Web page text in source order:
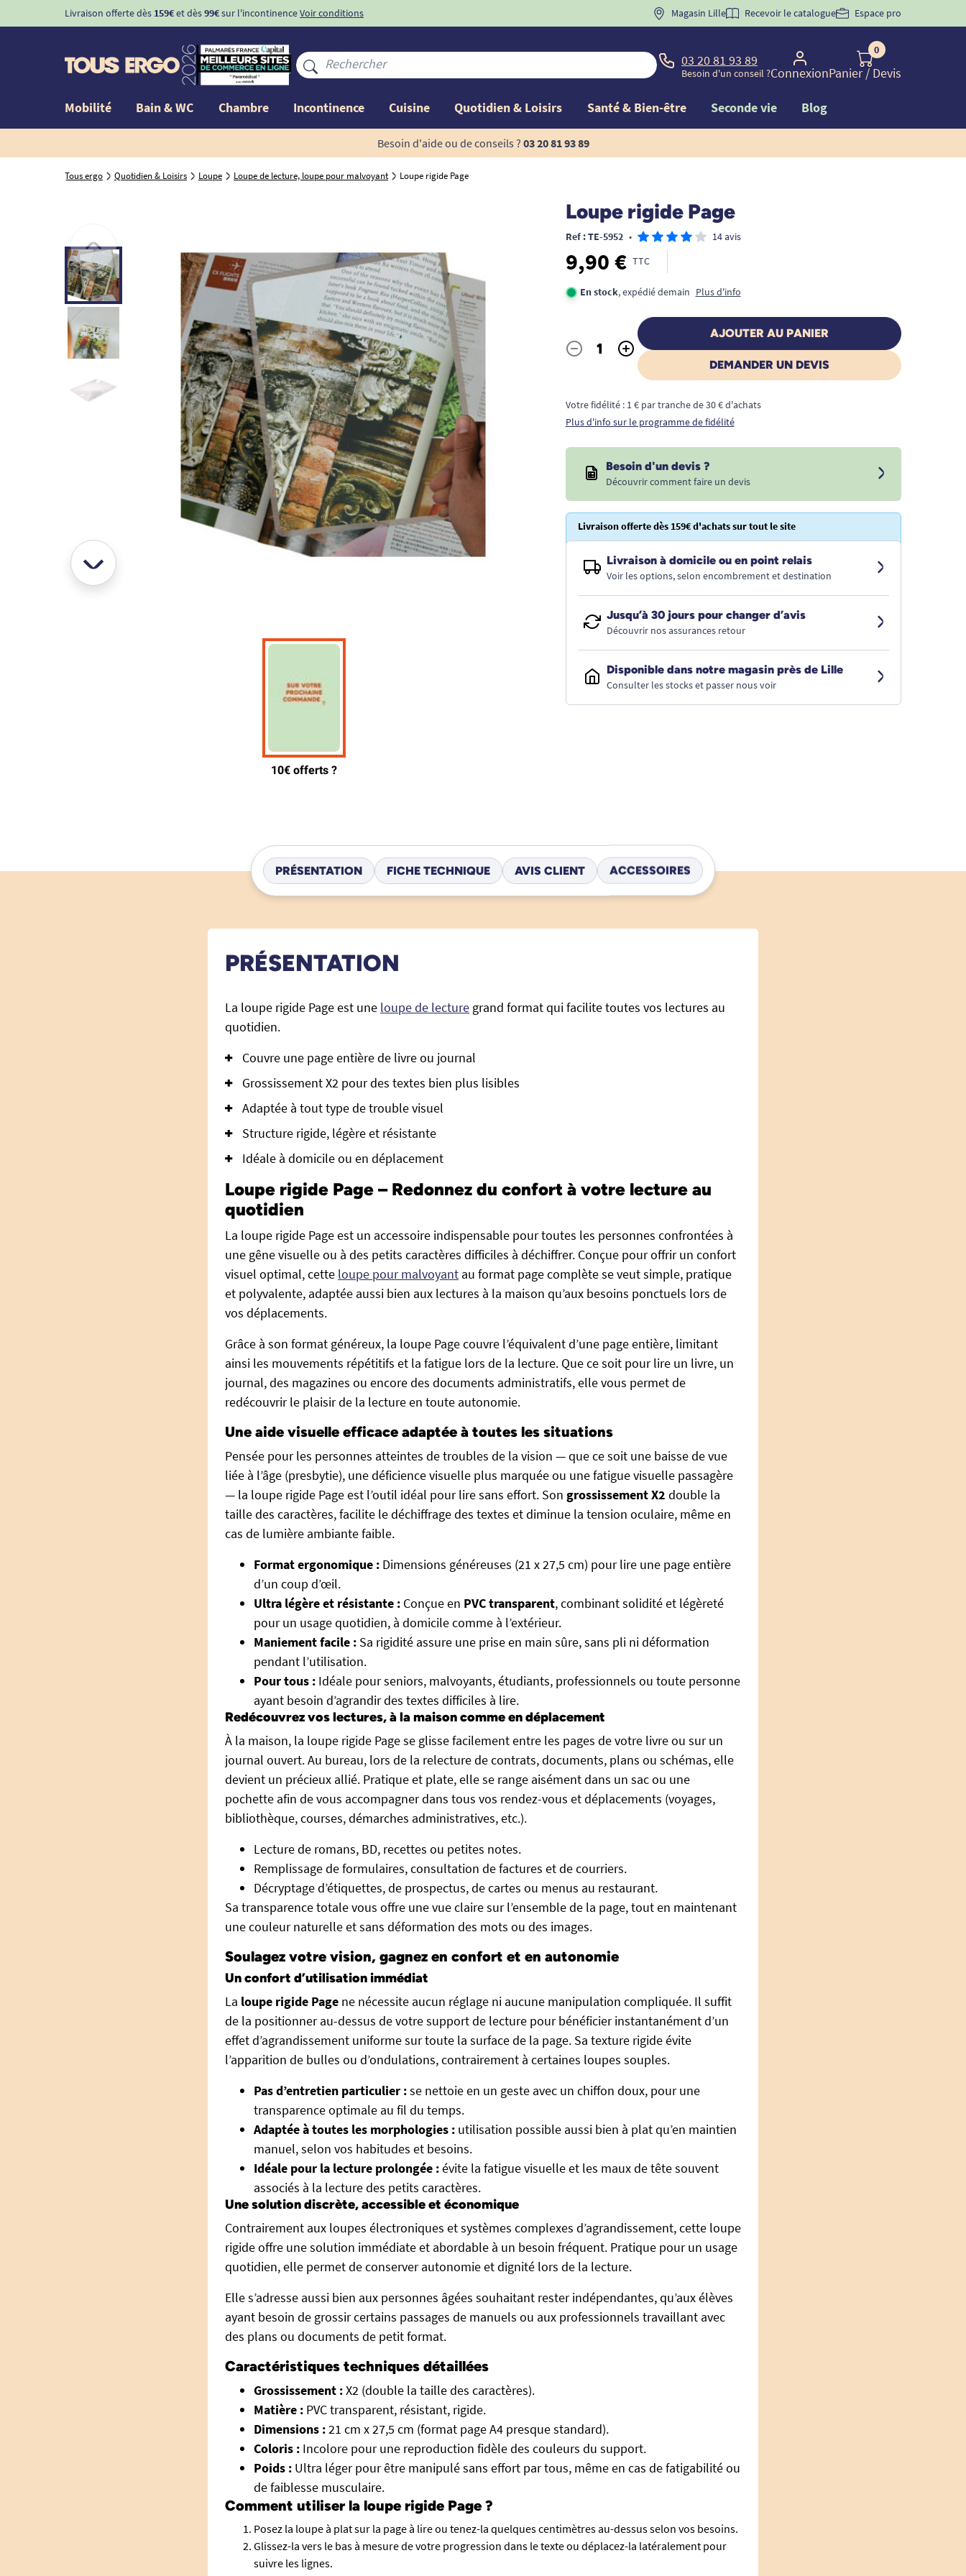
Livraison offerte dès 159€et dès99€sur l'incontinenceVoir conditions BIENVENUE" pourla 1ère commande d'incontinence
Magasin Lille Recevoir le catalogue Espace pro
03 20 81 93 89
Besoin d'un conseil ?Connexion
0
Panier/ Devis
Mobilité Bain & WC Chambre Incontinence Cuisine Quotidien & Loisirs Santé & Bien-être Seconde vie Blog
Besoin d'aide ou de conseils ? 03 20 81 93 89
Tous ergo Quotidien & Loisirs Loupe Loupe de lecture, loupe pour malvoyant Loupe rigide Page
Loupe rigide Page
Ref : TE-5952 • 14 avis
9,90 € TTC
En stock, expédié demain Plus d'info
Quantité
- +
AJOUTER AU PANIER
DEMANDER UN DEVIS
Votre fidélité : 1 € par tranche de 30 € d'achats
Plus d'info sur le programme de fidélité
Besoin d'un devis ?
Découvrir comment faire un devis
Livraison offerte dès 159€ d'achats sur tout le site
Livraison à domicile ou en point relais
Voir les options, selon encombrement et destination
Jusqu’à 30 jours pour changer d’avis
Découvrir nos assurances retour
Disponible dans notre magasin près de Lille
Consulter les stocks et passer nous voir
PRÉSENTATION FICHE TECHNIQUE AVIS CLIENT ACCESSOIRES
PRÉSENTATION
La loupe rigide Page est une loupe de lecture grand format qui facilite toutes vos lectures au
quotidien.
Couvre une page entière de livre ou journal
Grossissement X2 pour des textes bien plus lisibles
Adaptée à tout type de trouble visuel
Structure rigide, légère et résistante
Idéale à domicile ou en déplacement
Loupe rigide Page – Redonnez du confort à votre lecture au
quotidien
La loupe rigide Page est un accessoire indispensable pour toutes les personnes confrontées à
une gêne visuelle ou à des petits caractères difficiles à déchiffrer. Conçue pour offrir un confort
visuel optimal, cette loupe pour malvoyant au format page complète se veut simple, pratique
et polyvalente, adaptée aussi bien aux lectures à la maison qu’aux besoins ponctuels lors de
vos déplacements.
Grâce à son format généreux, la loupe Page couvre l’équivalent d’une page entière, limitant
ainsi les mouvements répétitifs et la fatigue lors de la lecture. Que ce soit pour lire un livre, un
journal, des magazines ou encore des documents administratifs, elle vous permet de
redécouvrir le plaisir de la lecture en toute autonomie.
Une aide visuelle efficace adaptée à toutes les situations
Pensée pour les personnes atteintes de troubles de la vision — que ce soit une baisse de vue
liée à l’âge (presbytie), une déficience visuelle plus marquée ou une fatigue visuelle passagère
— la loupe rigide Page est l’outil idéal pour lire sans effort. Son grossissement X2 double la
taille des caractères, facilite le déchiffrage des textes et diminue la tension oculaire, même en
cas de lumière ambiante faible.
Format ergonomique : Dimensions généreuses (21 x 27,5 cm) pour lire une page entière
d’un coup d’œil.
Ultra légère et résistante : Conçue en PVC transparent, combinant solidité et légèreté
pour un usage quotidien, à domicile comme à l’extérieur.
Maniement facile : Sa rigidité assure une prise en main sûre, sans pli ni déformation
pendant l’utilisation.
Pour tous : Idéale pour seniors, malvoyants, étudiants, professionnels ou toute personne
ayant besoin d’agrandir des textes difficiles à lire.
Redécouvrez vos lectures, à la maison comme en déplacement
À la maison, la loupe rigide Page se glisse facilement entre les pages de votre livre ou sur un
journal ouvert. Au bureau, lors de la relecture de contrats, documents, plans ou schémas, elle
devient un précieux allié. Pratique et plate, elle se range aisément dans un sac ou une
pochette afin de vous accompagner dans tous vos rendez-vous et déplacements (voyages,
bibliothèque, courses, démarches administratives, etc.).
Lecture de romans, BD, recettes ou petites notes.
Remplissage de formulaires, consultation de factures et de courriers.
Décryptage d’étiquettes, de prospectus, de cartes ou menus au restaurant.
Sa transparence totale vous offre une vue claire sur l’ensemble de la page, tout en maintenant
une couleur naturelle et sans déformation des mots ou des images.
Soulagez votre vision, gagnez en confort et en autonomie
Un confort d’utilisation immédiat
La loupe rigide Page ne nécessite aucun réglage ni aucune manipulation compliquée. Il suffit
de la positionner au-dessus de votre support de lecture pour bénéficier instantanément d’un
effet d’agrandissement uniforme sur toute la surface de la page. Sa texture rigide évite
l’apparition de bulles ou d’ondulations, contrairement à certaines loupes souples.
Pas d’entretien particulier :se nettoie en un geste avec un chiffon doux, pour une
transparence optimale au fil du temps.
Adaptée à toutes les morphologies : utilisation possible aussi bien à plat qu’en maintien
manuel, selon vos habitudes et besoins.
Idéale pour la lecture prolongée :évite la fatigue visuelle et les maux de tête souvent
associés à la lecture des petits caractères.
Une solution discrète, accessible et économique
Contrairement aux loupes électroniques et systèmes complexes d’agrandissement, cette loupe
rigide offre une solution immédiate et abordable à un besoin fréquent. Pratique pour un usage
quotidien, elle permet de conserver autonomie et dignité lors de la lecture.
Elle s’adresse aussi bien aux personnes âgées souhaitant rester indépendantes, qu’aux élèves
ayant besoin de grossir certains passages de manuels ou aux professionnels travaillant avec
des plans ou documents de petit format.
Caractéristiques techniques détaillées
Grossissement :X2 (double la taille des caractères).
Matière : PVC transparent, résistant, rigide.
Dimensions :21 cm x 27,5 cm (format page A4 presque standard).
Coloris : Incolore pour une reproduction fidèle des couleurs du support.
Poids : Ultra léger pour être manipulé sans effort par tous, même en cas de fatigabilité ou
de faiblesse musculaire.
Comment utiliser la loupe rigide Page ?
Posez la loupe à plat sur la page à lire ou tenez-la quelques centimètres au-dessus selon vos besoins.
Glissez-la vers le bas à mesure de votre progression dans le texte ou déplacez-la latéralement pour
suivre les lignes.